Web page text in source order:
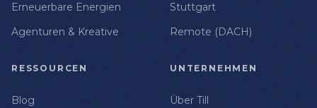
Erneuerbare Energien
Agenturen & Kreative
Stuttgart
Remote (DACH)
RESSOURCEN
Blog
UNTERNEHMEN
Über Till